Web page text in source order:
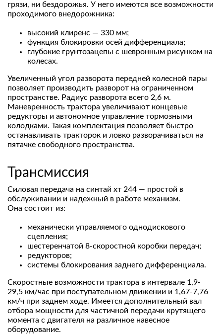
грязи, ни бездорожья. У него имеются все возможности
проходимого внедорожника:
высокий клиренс — 330 мм;
функция блокировки осей дифференциала;
глубокие грунтозацепы с шевронным рисунком на
колесах.
Увеличенный угол разворота передней колесной пары
позволяет производить разворот на ограниченном
пространстве. Радиус разворота всего 2,6 м.
Маневренность трактора увеличивают концевые
редукторы и автономное управление тормозными
колодками. Такая комплектация позволяет быстро
останавливать тракторок и ловко разворачиваться на
пятачке свободного пространства.
Трансмиссия
Силовая передача на синтай хт 244 — простой в
обслуживании и надежный в работе механизм.
Она состоит из:
механически управляемого однодискового
сцепления;
шестеренчатой 8-скоростной коробки передач;
редукторов;
системы блокирования заднего дифференциала.
Скоростные возможности трактора в интервале 1,9-
29,5 км/час при поступательном движении и 1,67-7,76
км/ч при заднем ходе. Имеется дополнительный вал
отбора мощности для частичной передачи крутящего
момента с двигателя на различное навесное
оборудование.